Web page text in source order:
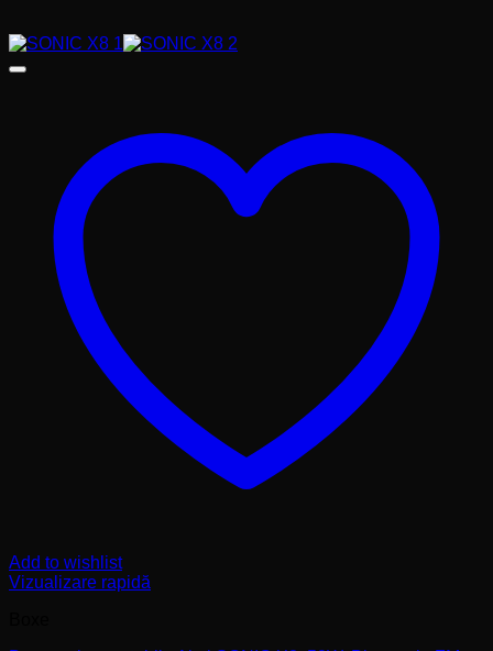
Add to wishlist
Vizualizare rapidă